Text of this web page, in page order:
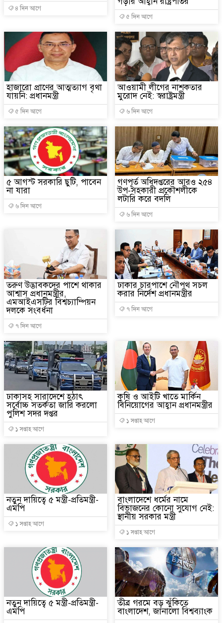
৪ দিন আগে
৫ দিন আগে
হাজারো প্রাণের আত্মত্যাগ বৃথা
যায়নি: প্রধানমন্ত্রী
৫ দিন আগে
আওয়ামী লীগের নাশকতার
মুরোদ নেই: স্বরাষ্ট্রমন্ত্রী
৬ দিন আগে
৫ আগস্ট সরকারি ছুটি, পাবেন
না যারা
৬ দিন আগে
গণপূর্ত অধিদপ্তরের আরও ২৫৪
উপ-সহকারী প্রকৌশলীকে
লটারি করে বদলি
৬ দিন আগে
তরুণ উদ্ভাবকদের পাশে থাকার
আশ্বাস প্রধানমন্ত্রীর,
এমআইএসটির বিশ্বচ্যাম্পিয়ন
দলকে সংবর্ধনা
৭ দিন আগে
ঢাকার চারপাশে নৌপথ সচল
করার নির্দেশ প্রধানমন্ত্রীর
৭ দিন আগে
ঢাকাসহ সারাদেশে হঠাৎ
সর্বোচ্চ সতর্কতা জা‌রি করলো
পুলিশ সদর দপ্তর
১ সপ্তাহ আগে
কৃষি ও আইটি খাতে মার্কিন
বিনিয়োগের আহ্বান প্রধানমন্ত্রীর
১ সপ্তাহ আগে
নতুন দায়িত্বে ৫ মন্ত্রী-প্রতিমন্ত্রী-
এমপি
১ সপ্তাহ আগে
বাংলাদেশে ধর্মের নামে
বিভাজনের কোনো সুযোগ নেই:
স্থানীয় সরকার মন্ত্রী
১ সপ্তাহ আগে
নতুন দায়িত্বে ৫ মন্ত্রী-প্রতিমন্ত্রী-
এমপি
তীব্র গরমে বড় ঝুঁকিতে
বাংলাদেশ, জানালো বিশ্বব্যাংক